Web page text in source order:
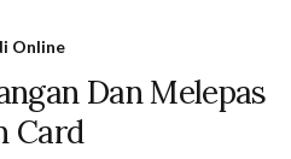
Online
Dan Melepas
Card